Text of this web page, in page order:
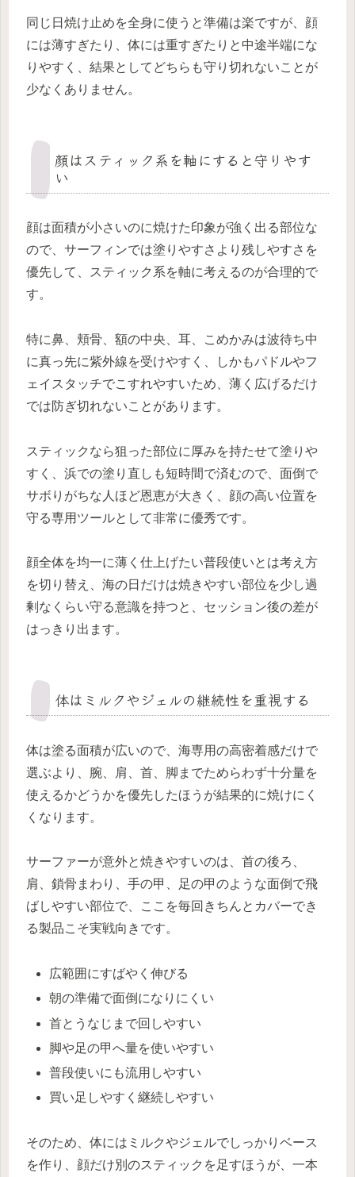
同じ日焼け止めを全身に使うと準備は楽ですが、顔
には薄すぎたり、体には重すぎたりと中途半端にな
りやすく、結果としてどちらも守り切れないことが
少なくありません。
顔はスティック系を軸にすると守りやす
い
顔は面積が小さいのに焼けた印象が強く出る部位な
ので、サーフィンでは塗りやすさより残しやすさを
優先して、スティック系を軸に考えるのが合理的で
す。
特に鼻、頬骨、額の中央、耳、こめかみは波待ち中
に真っ先に紫外線を受けやすく、しかもパドルやフ
ェイスタッチでこすれやすいため、薄く広げるだけ
では防ぎ切れないことがあります。
スティックなら狙った部位に厚みを持たせて塗りや
すく、浜での塗り直しも短時間で済むので、面倒で
サボりがちな人ほど恩恵が大きく、顔の高い位置を
守る専用ツールとして非常に優秀です。
顔全体を均一に薄く仕上げたい普段使いとは考え方
を切り替え、海の日だけは焼きやすい部位を少し過
剰なくらい守る意識を持つと、セッション後の差が
はっきり出ます。
体はミルクやジェルの継続性を重視する
体は塗る面積が広いので、海専用の高密着感だけで
選ぶより、腕、肩、首、脚までためらわず十分量を
使えるかどうかを優先したほうが結果的に焼けにく
くなります。
サーファーが意外と焼きやすいのは、首の後ろ、
肩、鎖骨まわり、手の甲、足の甲のような面倒で飛
ばしやすい部位で、ここを毎回きちんとカバーでき
る製品こそ実戦向きです。
広範囲にすばやく伸びる
朝の準備で面倒になりにくい
首とうなじまで回しやすい
脚や足の甲へ量を使いやすい
普段使いにも流用しやすい
買い足しやすく継続しやすい
そのため、体にはミルクやジェルでしっかりベース
を作り、顔だけ別のスティックを足すほうが、一本